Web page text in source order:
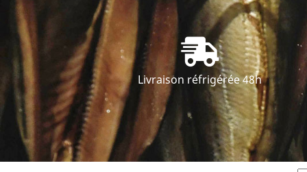
Livraison réfrigérée 48h